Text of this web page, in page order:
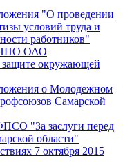
"О проведении
условий труда и
работников"
ППО ОАО
окружающей
о Молодежном
Самарской
"За заслуги перед
области"
7 октября 2015